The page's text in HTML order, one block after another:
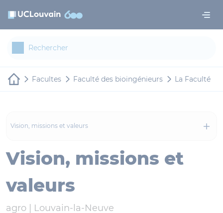
Facultes Faculté des bioingénieurs La Faculté
Vision, missions et valeurs
Vision, missions et
valeurs
agro | Louvain-la-Neuve